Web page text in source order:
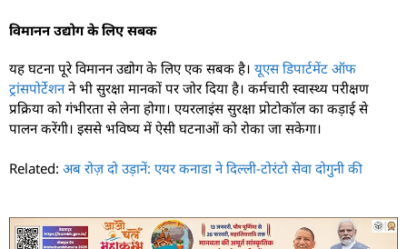
विमानन उद्योग के लिए सबक
यह घटना पूरे विमानन उद्योग के लिए एक सबक है। यूएस डिपार्टमेंट ऑफ
ट्रांसपोर्टेशनने भी सुरक्षा मानकों पर जोर दिया है। कर्मचारी स्वास्थ्य परीक्षण
प्रक्रिया को गंभीरता से लेना होगा। एयरलाइंस सुरक्षा प्रोटोकॉल का कड़ाई से
पालन करेंगी। इससे भविष्य में ऐसी घटनाओं को रोका जा सकेगा।
Related: अब रोज़ दो उड़ानें: एयर कनाडा ने दिल्ली-टोरंटो सेवा दोगुनी की